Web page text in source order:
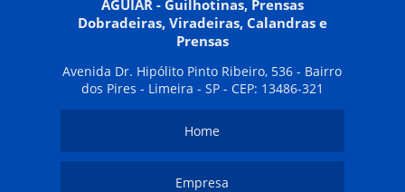
AGUIAR - Guilhotinas, Prensas
Dobradeiras, Viradeiras, Calandras e
Prensas
Avenida Dr. Hipólito Pinto Ribeiro, 536 - Bairro
dos Pires - Limeira - SP - CEP: 13486-321
Home
Empresa